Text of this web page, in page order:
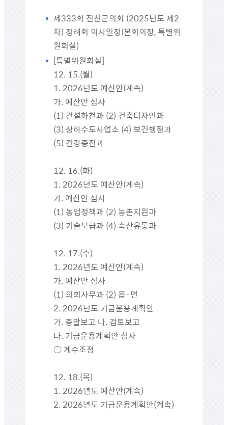
제333회 진천군의회 (2025년도 제2
차) 정례회 의사일정(본회의장, 특별위
원회실)
[특별위원회실]
12. 15.(월)
1. 2026년도 예산안(계속)
가. 예산안 심사
(1) 건설하천과 (2) 건축디자인과
(3) 상하수도사업소 (4) 보건행정과
(5) 건강증진과
12. 16.(화)
1. 2026년도 예산안(계속)
가. 예산안 심사
(1) 농업정책과 (2) 농촌지원과
(3) 기술보급과 (4) 축산유통과
12. 17.(수)
1. 2026년도 예산안(계속)
가. 예산안 심사
(1) 의회사무과 (2) 읍·면
2. 2026년도 기금운용계획안
가. 총괄보고 나. 검토보고
다. 기금운용계획안 심사
○ 계수조정
12. 18.(목)
1. 2026년도 예산안(계속)
2. 2026년도 기금운용계획안(계속)